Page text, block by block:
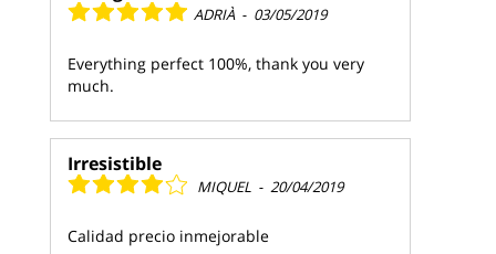
ADRIÀ - 03/05/2019
Everything perfect 100%, thank you very
much.
Irresistible
MIQUEL - 20/04/2019
Calidad precio inmejorable